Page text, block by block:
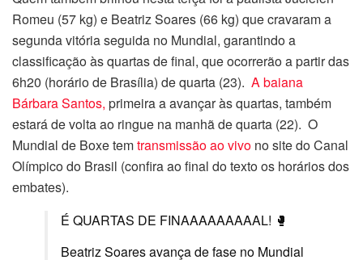
Romeu (57 kg) e Beatriz Soares (66 kg) que cravaram a
segunda vitória seguida no Mundial, garantindo a
classificação às quartas de final, que ocorrerão a partir das
6h20 (horário de Brasília) de quarta (23). A baiana
Bárbara Santos, primeira a avançar às quartas, também
estará de volta ao ringue na manhã de quarta (22). O
Mundial de Boxe temtransmissão ao vivo no site do Canal
Olímpico do Brasil (confira ao final do texto os horários dos
embates).
É QUARTAS DE FINAAAAAAAAAL! 🥊
Beatriz Soares avança de fase no Mundial